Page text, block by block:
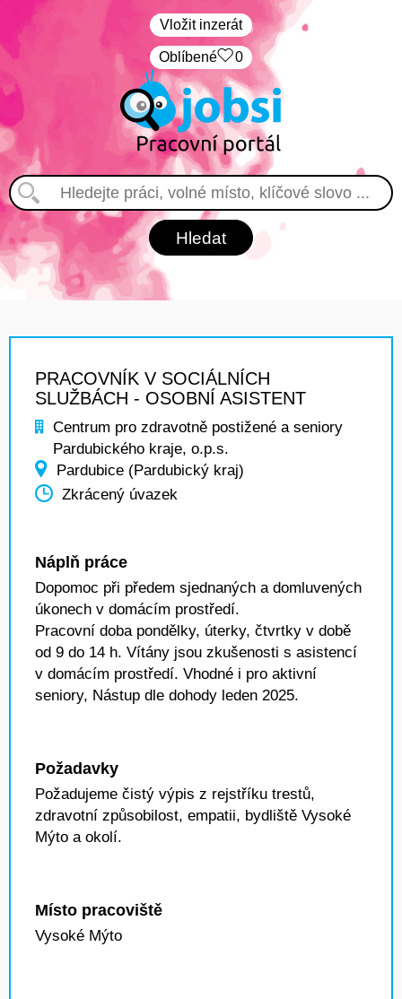
Vložit inzerát
Oblíbené 0
PRACOVNÍK V SOCIÁLNÍCH
SLUŽBÁCH - OSOBNÍ ASISTENT
Centrum pro zdravotně postižené a seniory
Pardubického kraje, o.p.s.
Pardubice (Pardubický kraj)
Zkrácený úvazek
Náplň práce
Dopomoc při předem sjednaných a domluvených
úkonech v domácím prostředí.
Pracovní doba pondělky, úterky, čtvrtky v době
od 9 do 14 h. Vítány jsou zkušenosti s asistencí
v domácím prostředí. Vhodné i pro aktivní
seniory, Nástup dle dohody leden 2025.
Požadavky
Požadujeme čistý výpis z rejstříku trestů,
zdravotní způsobilost, empatii, bydliště Vysoké
Mýto a okolí.
Místo pracoviště
Vysoké Mýto